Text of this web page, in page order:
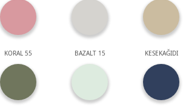
KORAL 55 BAZALT 15 KESEKAĞIDI